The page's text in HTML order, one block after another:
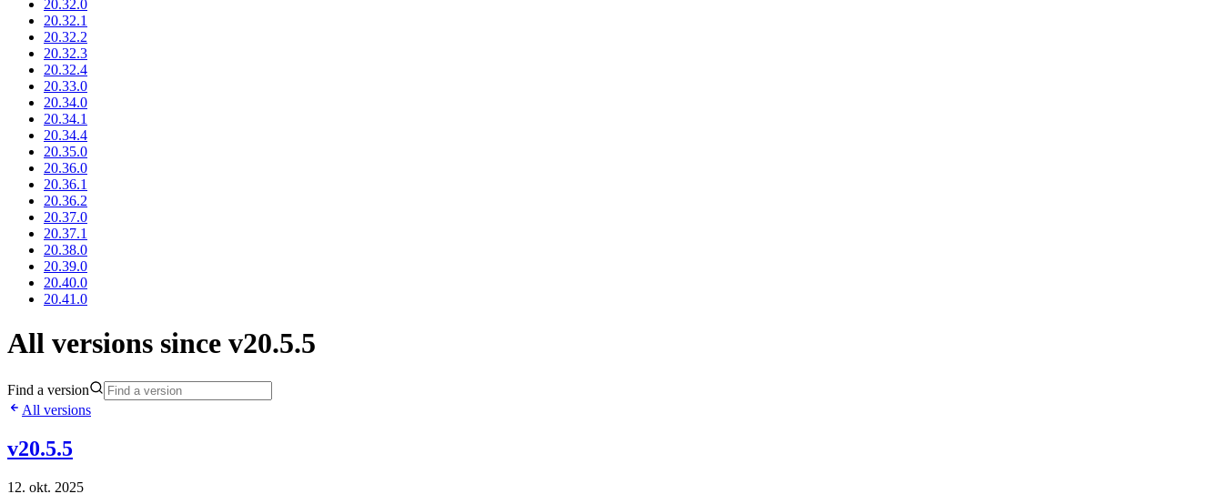
20.32.0
20.32.1
20.32.2
20.32.3
20.32.4
20.33.0
20.34.0
20.34.1
20.34.4
20.35.0
20.36.0
20.36.1
20.36.2
20.37.0
20.37.1
20.38.0
20.39.0
20.40.0
20.41.0
All versions since v20.5.5
Find a version
All versions
v20.5.5
12. okt. 2025